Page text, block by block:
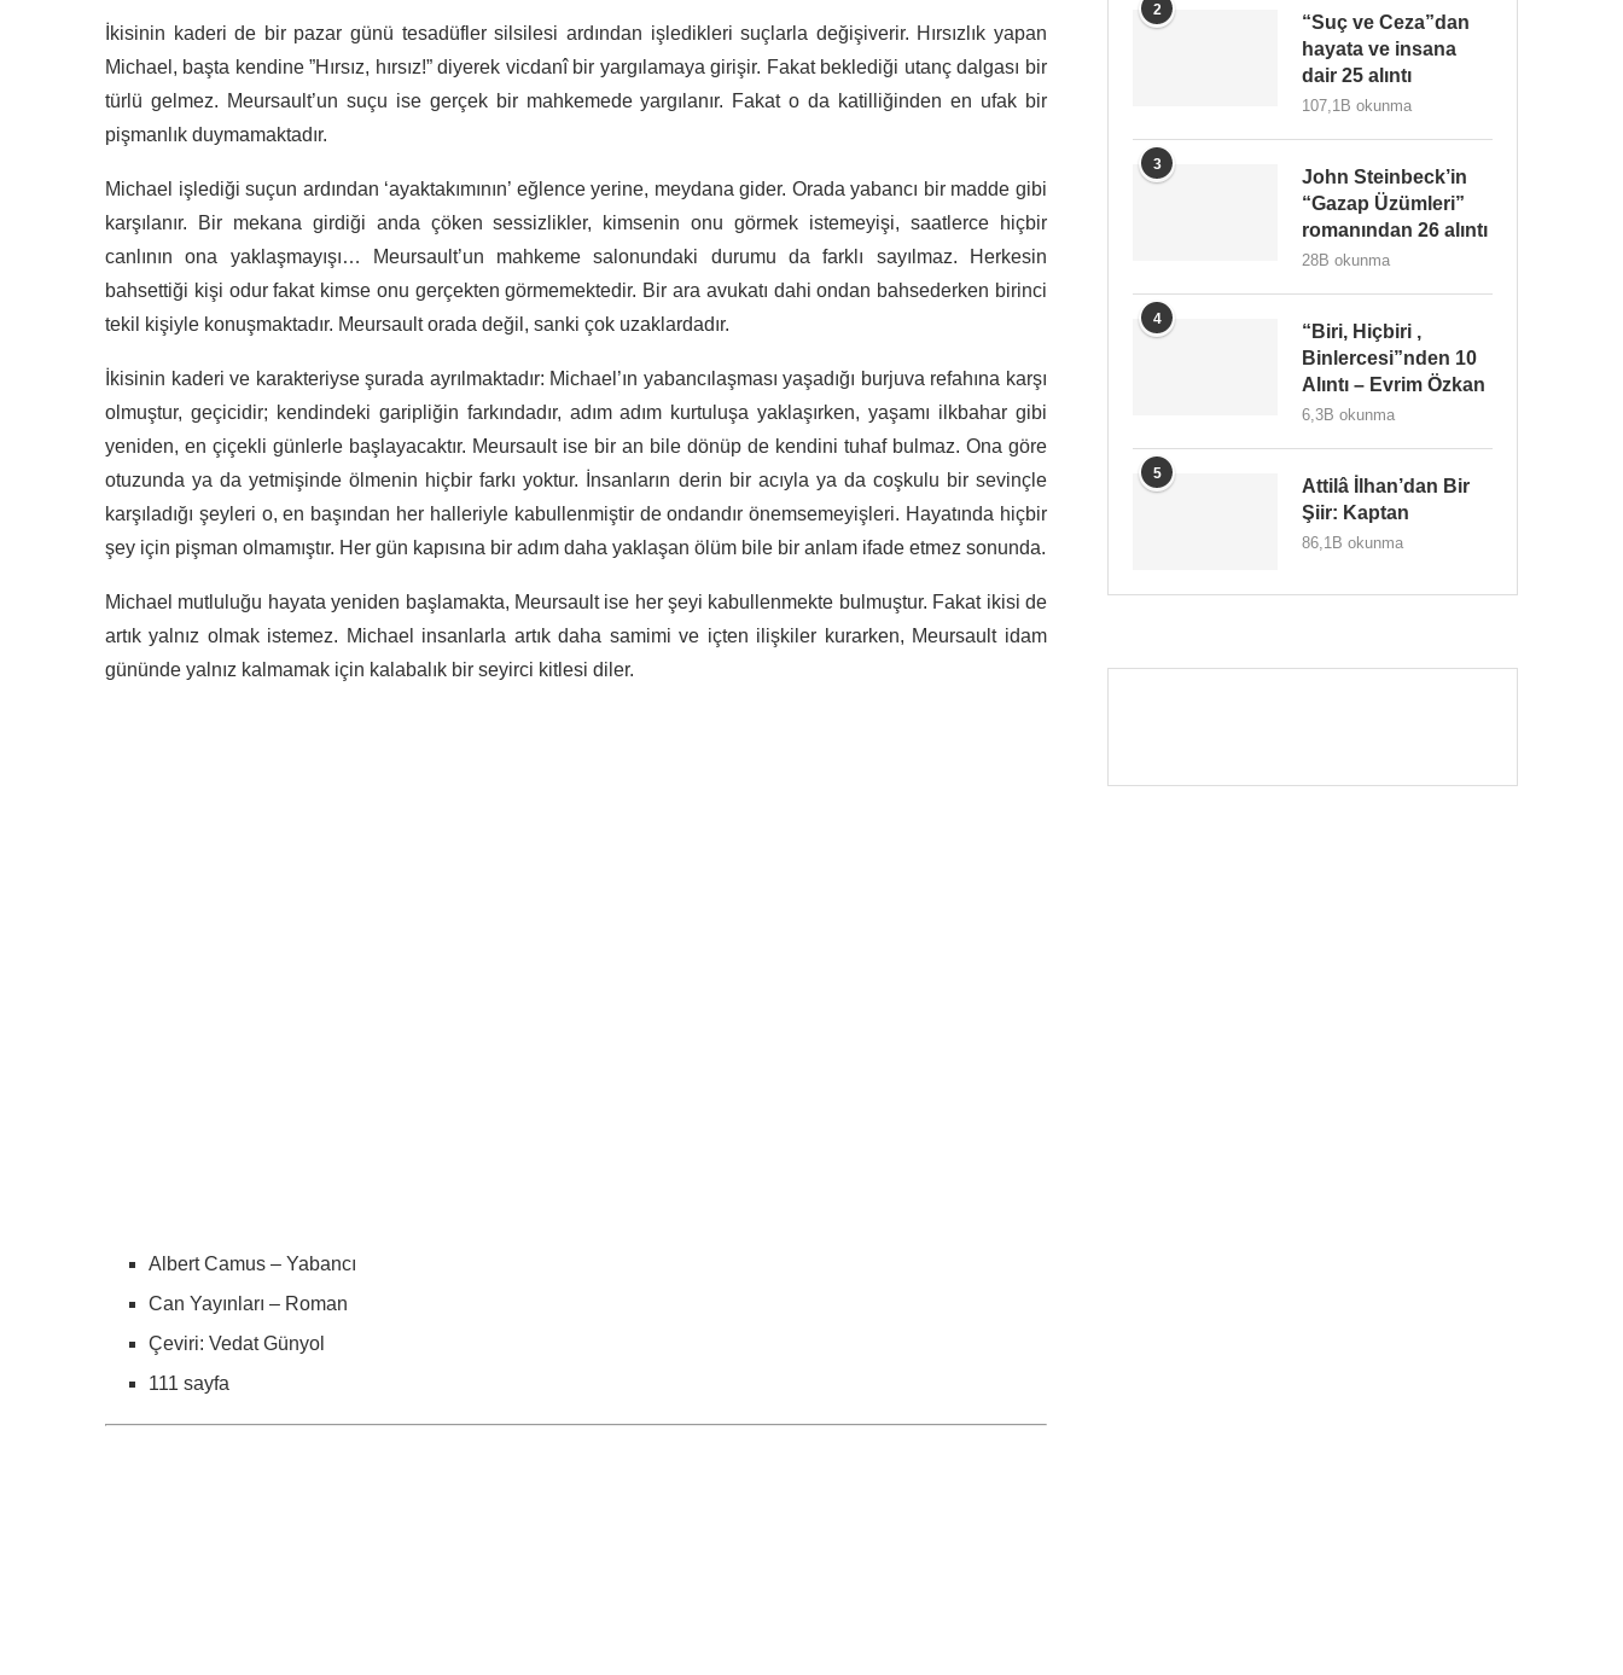
İkisinin kaderi de bir pazar günü tesadüfler silsilesi ardından işledikleri suçlarla değişiverir. Hırsızlık yapan
Michael, başta kendine ”Hırsız, hırsız!” diyerek vicdanî bir yargılamaya girişir. Fakat beklediği utanç dalgası bir
türlü gelmez. Meursault’un suçu ise gerçek bir mahkemede yargılanır. Fakat o da katilliğinden en ufak bir
pişmanlık duymamaktadır.
Michael işlediği suçun ardından ‘ayaktakımının’ eğlence yerine, meydana gider. Orada yabancı bir madde gibi
karşılanır. Bir mekana girdiği anda çöken sessizlikler, kimsenin onu görmek istemeyişi, saatlerce hiçbir
canlının ona yaklaşmayışı… Meursault’un mahkeme salonundaki durumu da farklı sayılmaz. Herkesin
bahsettiği kişi odur fakat kimse onu gerçekten görmemektedir. Bir ara avukatı dahi ondan bahsederken birinci
tekil kişiyle konuşmaktadır. Meursault orada değil, sanki çok uzaklardadır.
İkisinin kaderi ve karakteriyse şurada ayrılmaktadır: Michael’ın yabancılaşması yaşadığı burjuva refahına karşı
olmuştur, geçicidir; kendindeki garipliğin farkındadır, adım adım kurtuluşa yaklaşırken, yaşamı ilkbahar gibi
yeniden, en çiçekli günlerle başlayacaktır. Meursault ise bir an bile dönüp de kendini tuhaf bulmaz. Ona göre
otuzunda ya da yetmişinde ölmenin hiçbir farkı yoktur. İnsanların derin bir acıyla ya da coşkulu bir sevinçle
karşıladığı şeyleri o, en başından her halleriyle kabullenmiştir de ondandır önemsemeyişleri. Hayatında hiçbir
şey için pişman olmamıştır. Her gün kapısına bir adım daha yaklaşan ölüm bile bir anlam ifade etmez sonunda.
Michael mutluluğu hayata yeniden başlamakta, Meursault ise her şeyi kabullenmekte bulmuştur. Fakat ikisi de
artık yalnız olmak istemez. Michael insanlarla artık daha samimi ve içten ilişkiler kurarken, Meursault idam
gününde yalnız kalmamak için kalabalık bir seyirci kitlesi diler.
Albert Camus – Yabancı
Can Yayınları – Roman
Çeviri: Vedat Günyol
111 sayfa
2
“Suç ve Ceza”dan
hayata ve insana
dair 25 alıntı
107,1B okunma
3
John Steinbeck’in
“Gazap Üzümleri”
romanından 26 alıntı
28B okunma
4
“Biri, Hiçbiri ,
Binlercesi”nden 10
Alıntı – Evrim Özkan
6,3B okunma
5
Attilâ İlhan’dan Bir
Şiir: Kaptan
86,1B okunma